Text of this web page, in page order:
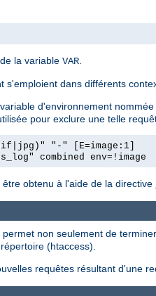
la variable VAR
s'emploient dans différents
d'environnement
pour exclure une telle
"-" [E=image:1]
combined env=!image
obtenu à l'aide de la directive
non seulement de
(htaccess).
requêtes résultant d'une